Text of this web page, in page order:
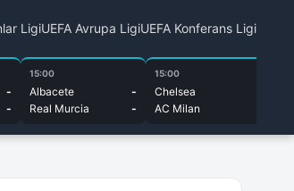
LigiUEFA Avrupa LigiUEFA Konferans Ligi
-
-
15:00
Albacete
-
Real Murcia
-
15:00
Chelsea
AC Milan